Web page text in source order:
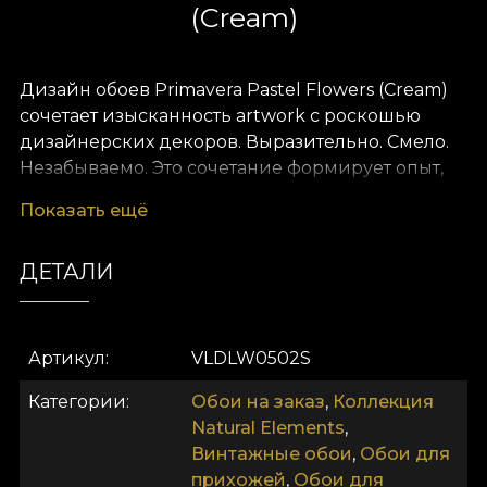
(Cream)
Дизайн обоев Primavera Pastel Flowers (Cream)
сочетает изысканность artwork с роскошью
дизайнерских декоров. Выразительно. Смело.
Незабываемо. Это сочетание формирует опыт,
клиентам. Мы переопределяем комфорт как
обоев, нарисованных вручную преданными
дизайнерами.
Как и все наши обои, модель Primavera Pastel
Flowers (Cream) изготавливается на основе Vlies.
Это нетканый материал, очень прочный и
долговечный. Мы предлагаем три разных
текстуры, чтобы вы могли выбрать ощущение,
которое принесёте домой. Текстура Smooth
Показать ещё
ДЕТАЛИ
Артикул VLDLW0502S
Категории Обои на заказ, Коллекция
Natural Elements,
Винтажные обои, Обои для
прихожей, Обои для